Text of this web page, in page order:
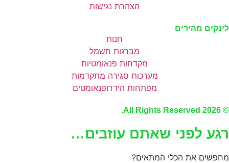
הצהרת נגישות
לינקים מהירים
חנות
מברגות חשמל
מקדחות פנאומטיות
מערכות סגירה מתקדמות
מפתחות הידרופנאומטים
© 2026 All Rights Reserved.
רגע לפני שאתם עוזבים…
מחפשים את הכלי המתאים?